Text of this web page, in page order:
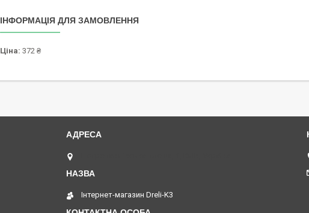
ІНФОРМАЦІЯ ДЛЯ ЗАМОВЛЕННЯ
Ціна: 372 ₴
Інтернет-магазин Dreli-K3